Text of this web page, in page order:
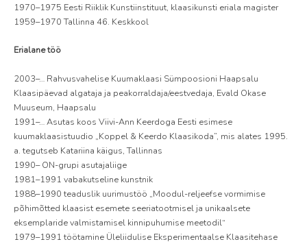
1970–1975 Eesti Riiklik Kunstiinstituut, klaasikunsti eriala magister
1959–1970 Tallinna 46. Keskkool
Erialane töö
2003–… Rahvusvahelise Kuumaklaasi Sümpoosioni Haapsalu
Klaasipäevad algataja ja peakorraldaja/eestvedaja, Evald Okase
Muuseum, Haapsalu
1991–… Asutas koos Viivi-Ann Keerdoga Eesti esimese
kuumaklaasistuudio „Koppel & Keerdo Klaasikoda”, mis alates 1995.
a. tegutseb Katariina käigus, Tallinnas
1990– ON-grupi asutajaliige
1981–1991 vabakutseline kunstnik
1988–1990 teaduslik uurimustöö „Moodul-reljeefse vormimise
põhimõtted klaasist esemete seeriatootmisel ja unikaalsete
eksemplaride valmistamisel kinnipuhumise meetodil“
1979–1991 töötamine Üleliidulise Eksperimentaalse Klaasitehase